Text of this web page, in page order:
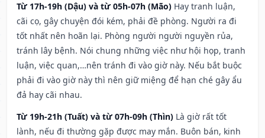
Từ 17h-19h (Dậu) và từ 05h-07h (Mão) Hay tranh luận,
cãi cọ, gây chuyện đói kém, phải đề phòng. Người ra đi
tốt nhất nên hoãn lại. Phòng người người nguyền rủa,
tránh lây bệnh. Nói chung những việc như hội họp, tranh
luận, việc quan,…nên tránh đi vào giờ này. Nếu bắt buộc
phải đi vào giờ này thì nên giữ miệng để hạn ché gây ẩu
đả hay cãi nhau.
Từ 19h-21h (Tuất) và từ 07h-09h (Thìn) Là giờ rất tốt
lành, nếu đi thường gặp được may mắn. Buôn bán, kinh